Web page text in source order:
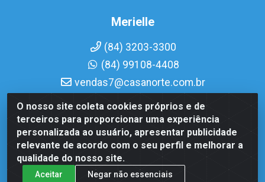
O nosso site coleta cookies próprios e de
terceiros para proporcionar uma experiência
personalizada ao usuário, apresentar publicidade
relevante de acordo com o seu perfil e melhorar a
qualidade do nosso site.
Aceitar Negar não essenciais
Merielle
(84) 3203-3300
(84) 99108-4408
vendas7@casanorte.com.br
Casa Norte LTDA - Av. Interventor Mário Câmara, 1815 -
Dix-Sept Rosado, Natal/RN - CEP 59054-600 - CNPJ
08.713.513/0001-51